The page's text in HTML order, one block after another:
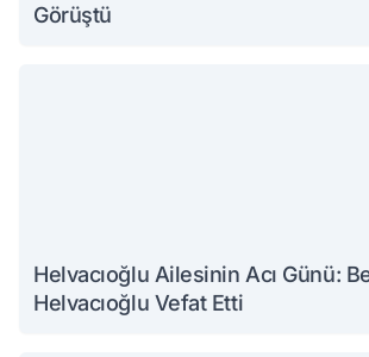
Görüştü
Helvacıoğlu Ailesinin Acı Günü:
Helvacıoğlu Vefat Etti